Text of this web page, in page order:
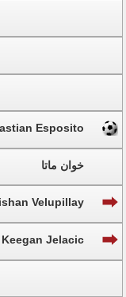
Esposito
خوان ماتا
Velupillay
Keegan Jelacic